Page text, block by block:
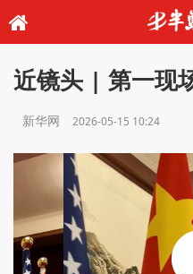
近镜头 | 第一现
新华网 2026-05-15 10:24